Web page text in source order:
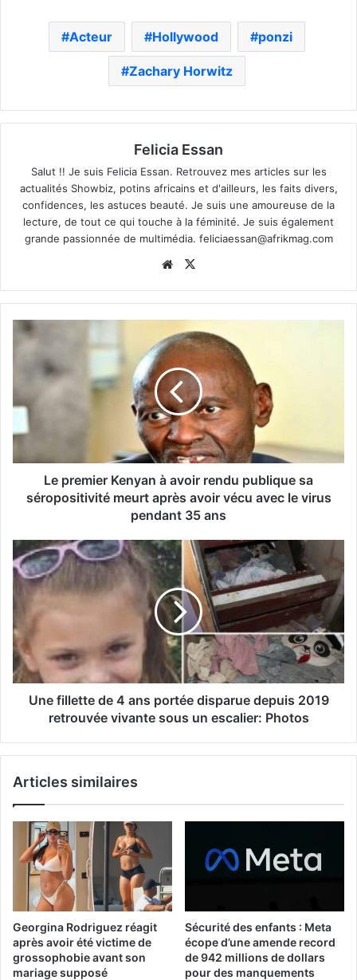
Acteur Hollywood ponzi
Zachary Horwitz
Felicia Essan
Salut !! Je suis Felicia Essan. Retrouvez mes articles sur les
actualités Showbiz, potins africains et d'ailleurs, les faits divers,
confidences, les astuces beauté. Je suis une amoureuse de la
lecture, de tout ce qui touche à la féminité. Je suis également
grande passionnée de multimédia. feliciaessan@afrikmag.com
Website
Le premier Kenyan à avoir rendu publique sa
séropositivité meurt après avoir vécu avec le virus
pendant 35 ans
Une fillette de 4 ans portée disparue depuis 2019
retrouvée vivante sous un escalier: Photos
Articles similaires
Georgina Rodriguez réagit
après avoir été victime de
grossophobie avant son
mariage supposé
Sécurité des enfants : Meta
écope d’une amende record
de 942 millions de dollars
pour des manquements